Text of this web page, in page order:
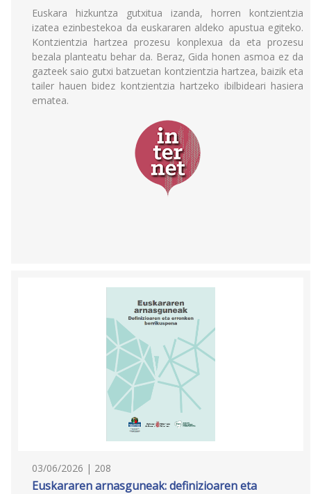
Euskara hizkuntza gutxitua izanda, horren kontzientzia
izatea ezinbestekoa da euskararen aldeko apustua egiteko.
Kontzientzia hartzea prozesu konplexua da eta prozesu
bezala planteatu behar da. Beraz, Gida honen asmoa ez da
gazteek saio gutxi batzuetan kontzientzia hartzea, baizik eta
tailer hauen bidez kontzientzia hartzeko ibilbideari hasiera
ematea.
03/06/2026 | 208
Euskararen arnasguneak: definizioaren eta